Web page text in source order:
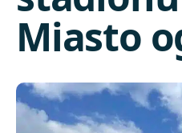
Miasto